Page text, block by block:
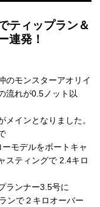
ティップラン＆
連発！
のモンスターアオリイ
流れが0.5ノット以
インとなりました。
モデルをボートキャ
スティングで 2.4キロ
ランナー3.5号に
ンで２キロオーバー